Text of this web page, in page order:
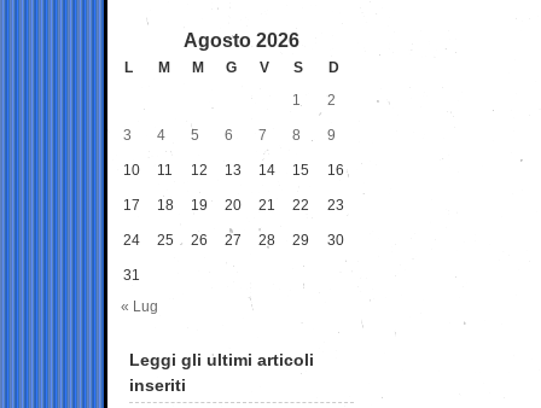
Agosto 2026
L M M G V S
D
1
2
3 4 5 6 7 8 9
10 11 12 13 14 15 16
17 18 19 20 21 22 23
24 25 26 27 28 29 30
31
« Lug
Leggi gli ultimi articoli
inseriti